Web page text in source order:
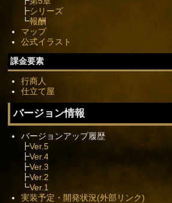
┣シリーズ
┗報酬
マップ
公式イラスト
課金要素
行商人
仕立て屋
バージョン情報
バージョンアップ履歴
┣Ver.5
┣Ver.4
┣Ver.3
┣Ver.2
┗Ver.1
実装予定・開発状況(外部リンク)